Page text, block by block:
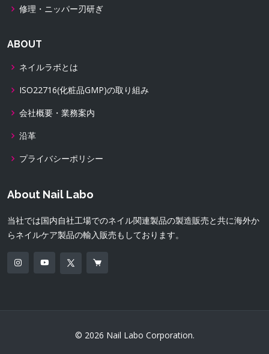
修理・ニッパー刃研ぎ
ABOUT
ネイルラボとは
ISO22716(化粧品GMP)の取り組み
会社概要・業務案内
沿革
プライバシーポリシー
About Nail Labo
当社では国内自社工場でのネイル関連製品の製造販売と共に海外か
らネイルケア製品の輸入販売もしております。
© 2026 Nail Labo Corporation.